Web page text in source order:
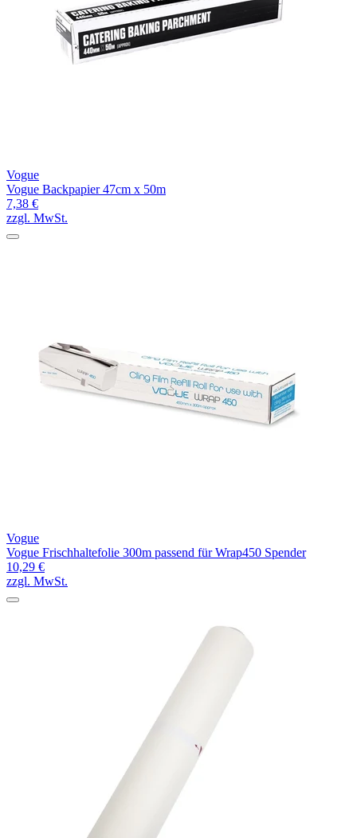
Vogue
Vogue Backpapier 47cm x 50m
7,38 €
zzgl. MwSt.
Vogue
Vogue Frischhaltefolie 300m passend für Wrap450 Spender
10,29 €
zzgl. MwSt.